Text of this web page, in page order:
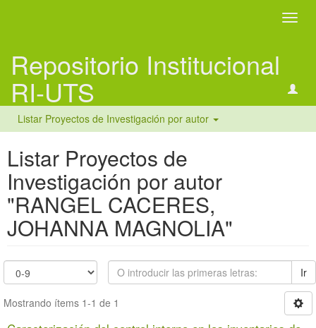
Repositorio Institucional
RI-UTS
Listar Proyectos de Investigación por autor
Listar Proyectos de
Investigación por autor
"RANGEL CACERES,
JOHANNA MAGNOLIA"
Ir
Mostrando ítems 1-1 de 1